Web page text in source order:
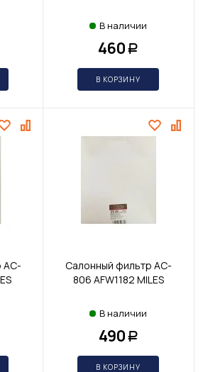
В наличии
460 Р
В КОРЗИНУ
AC-
Салонный фильтр AC-
806 AFW1182 MILES
В наличии
490 Р
В КОРЗИНУ